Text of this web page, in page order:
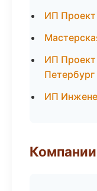
ИП
ИП
Петербург
ИП